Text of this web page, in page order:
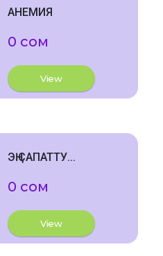
АНЕМИЯ
0 сом
View
ЭҢ САПАТТУ...
0 сом
View